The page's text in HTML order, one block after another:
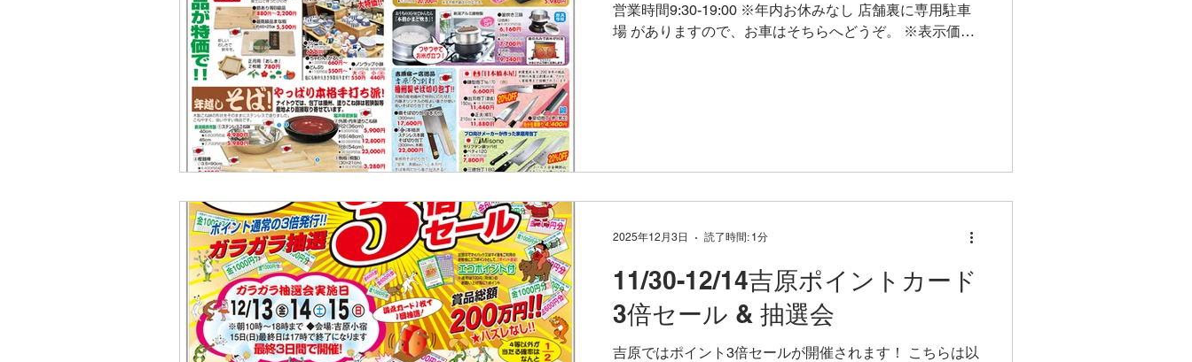
人 （対象者には、はがきが届きます） 内藤金物店では、
現金+商品券の組み合わせでもお使いいただけます。
営業時間9:30-19:00 ※年内お休みなし 店舗裏に専用駐車
場 がありますので、お車はそちらへどうぞ。 ※表示価格
この機会に！ 定番品もいつもよりお安く！ また、フライ
ります！ 内藤金物店は吉原ポイントカード年内3倍。 吉
原ポイントカードは他店も11/30-12/14まで3倍セールです
が、内藤金物店はそのまま延長して12月いっぱい、31日
まで3倍です！ 吉原ポイントカード抽選会あり。
12/12(金)、13(土)、14(日)には吉原商店街
11/30-12/14吉原ポイントカード
3倍セール & 抽選会
吉原ではポイント3倍セールが開催されます！ こちらは以
2025年12月3日 読了時間: 1分